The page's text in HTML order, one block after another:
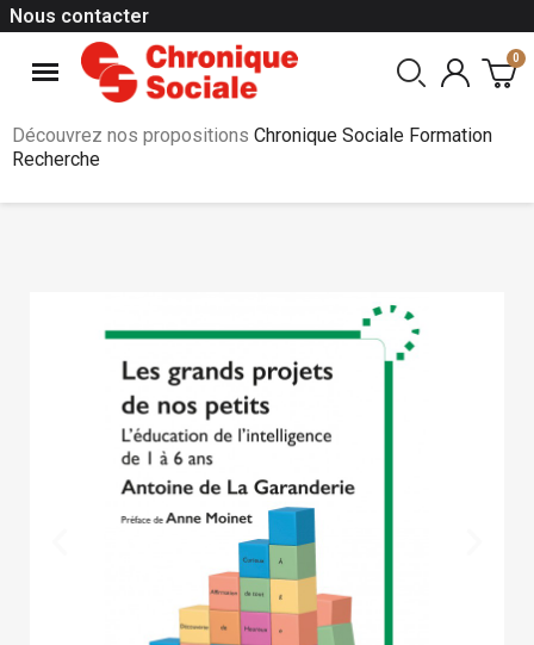
Nous contacter
Découvrez nos propositions Chronique Sociale Formation
Recherche